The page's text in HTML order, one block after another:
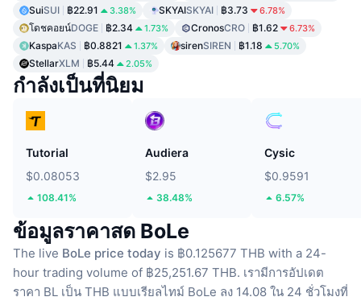
SuiSUI ฿22.91 3.38% SKYAISKYAI ฿3.73 6.78%
โดชคอยน์DOGE ฿2.34 1.73% CronosCRO ฿1.62 6.73%
KaspaKAS ฿0.8821 1.37% sirenSIREN ฿1.18 5.70%
StellarXLM ฿5.44 2.05%
กำลังเป็นที่นิยม
Tutorial
$0.08053
108.41%
Audiera
$2.95
38.48%
Cysic
$0.9591
6.57%
ข้อมูลราคาสด BoLe
The live BoLe price today is ฿0.125677 THB with a 24-
hour trading volume of ฿25,251.67 THB. เรามีการอัปเดต
ราคา BL เป็น THB แบบเรียลไทม์ BoLe ลง 14.08 ใน 24 ชั่วโมงที่